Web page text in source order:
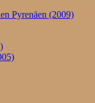
Pyrenäen (2009)